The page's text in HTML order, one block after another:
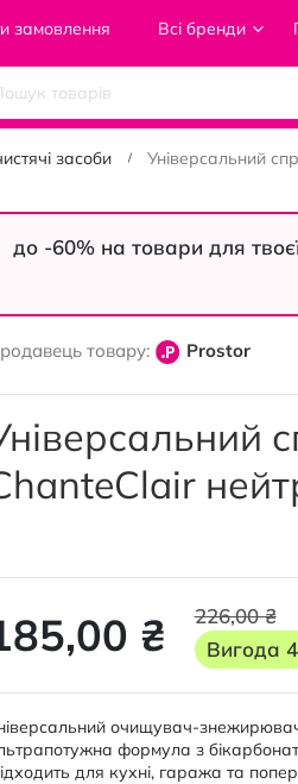
замовлення Всі бренди
засоби Універсальний
до -60% на товари для
товару: Prostor
₴
226,00 ₴
Вигода
очищувач-
формула з
для кухні, гаража та